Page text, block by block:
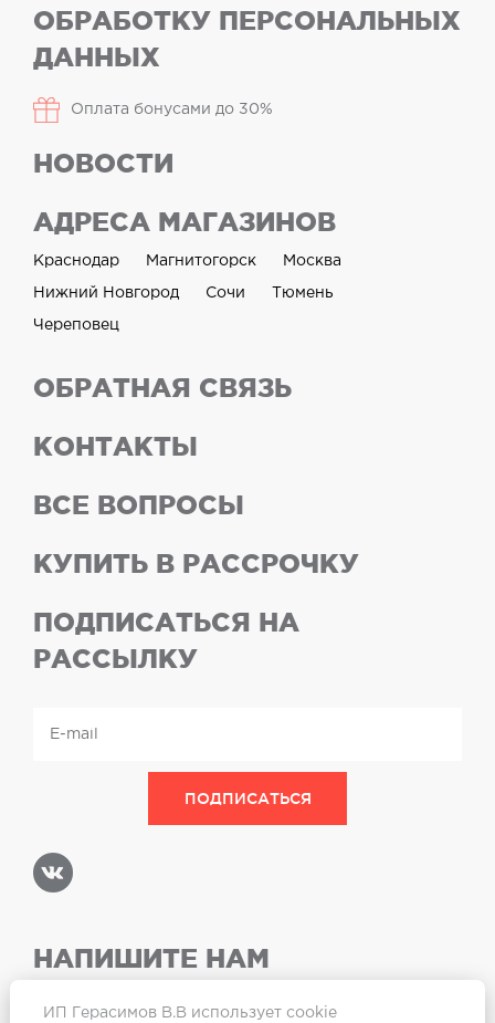
ОБРАБОТКУ ПЕРСОНАЛЬНЫХ
ДАННЫХ
Оплата бонусами до 30%
НОВОСТИ
АДРЕСА МАГАЗИНОВ
Краснодар Магнитогорск Москва
Нижний Новгород Сочи Тюмень
Череповец
ОБРАТНАЯ СВЯЗЬ
КОНТАКТЫ
ВСЕ ВОПРОСЫ
КУПИТЬ В РАССРОЧКУ
ПОДПИСАТЬСЯ НА
РАССЫЛКУ
НАПИШИТЕ НАМ
ИП Герасимов В.В использует cookie